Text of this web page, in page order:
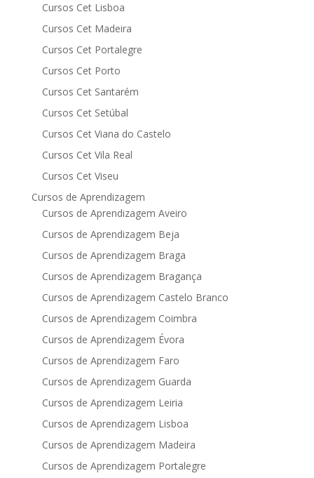
Cursos Cet Lisboa
Cursos Cet Madeira
Cursos Cet Portalegre
Cursos Cet Porto
Cursos Cet Santarém
Cursos Cet Setúbal
Cursos Cet Viana do Castelo
Cursos Cet Vila Real
Cursos Cet Viseu
Cursos de Aprendizagem
Cursos de Aprendizagem Aveiro
Cursos de Aprendizagem Beja
Cursos de Aprendizagem Braga
Cursos de Aprendizagem Bragança
Cursos de Aprendizagem Castelo Branco
Cursos de Aprendizagem Coimbra
Cursos de Aprendizagem Évora
Cursos de Aprendizagem Faro
Cursos de Aprendizagem Guarda
Cursos de Aprendizagem Leiria
Cursos de Aprendizagem Lisboa
Cursos de Aprendizagem Madeira
Cursos de Aprendizagem Portalegre